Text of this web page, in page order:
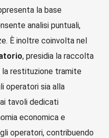
la base
analisi puntuali,
È inoltre coinvolta nel
, presidia la raccolta
restituzione tramite
operatori sia alla
tavoli dedicati
economica e
operatori, contribuendo